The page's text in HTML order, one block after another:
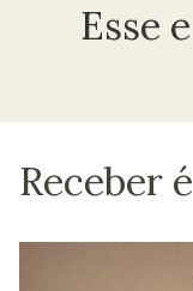
Esse
Receber